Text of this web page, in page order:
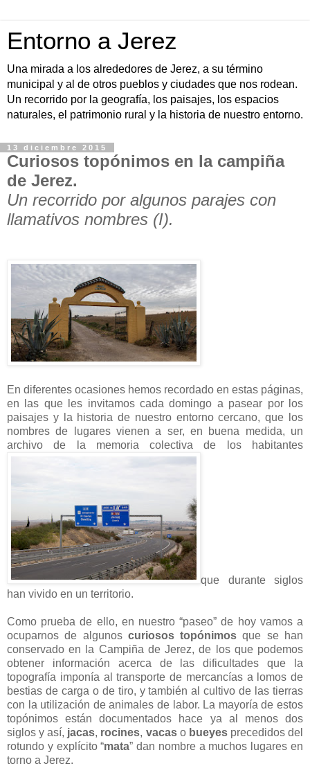
Entorno a Jerez
Una mirada a los alrededores de Jerez, a su término
municipal y al de otros pueblos y ciudades que nos rodean.
Un recorrido por la geografía, los paisajes, los espacios
naturales, el patrimonio rural y la historia de nuestro entorno.
13 diciembre 2015
Curiosos topónimos en la campiña
de Jerez.
Un recorrido por algunos parajes con
llamativos nombres (I).
En diferentes ocasiones hemos recordado en estas páginas,
en las que les invitamos cada domingo a pasear por los
paisajes y la historia de nuestro entorno cercano, que los
nombres de lugares vienen a ser, en buena medida, un
archivo de la memoria colectiva de los habitantes
que durante siglos
han vivido en un territorio.
Como prueba de ello, en nuestro “paseo” de hoy vamos a
ocuparnos de algunos curiosos topónimos que se han
conservado en la Campiña de Jerez, de los que podemos
obtener información acerca de las dificultades que la
topografía imponía al transporte de mercancías a lomos de
bestias de carga o de tiro, y también al cultivo de las tierras
con la utilización de animales de labor. La mayoría de estos
topónimos están documentados hace ya al menos dos
siglos y así, jacas, rocines, vacaso bueyesprecedidos del
rotundo y explícito “mata” dan nombre a muchos lugares en
torno a Jerez.